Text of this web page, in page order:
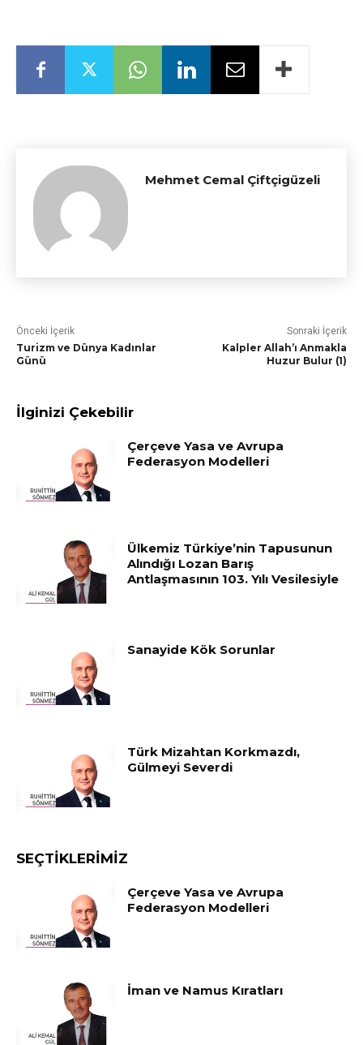
Mehmet Cemal Çiftçigüzeli
Önceki İçerik
Turizm ve Dünya Kadınlar
Günü
Sonraki İçerik
Kalpler Allah’ı Anmakla
Huzur Bulur (1)
İlginizi Çekebilir
Çerçeve Yasa ve Avrupa
Federasyon Modelleri
Ülkemiz Türkiye’nin Tapusunun
Alındığı Lozan Barış
Antlaşmasının 103. Yılı Vesilesiyle
Sanayide Kök Sorunlar
Türk Mizahtan Korkmazdı,
Gülmeyi Severdi
SEÇTIKLERIMIZ
Çerçeve Yasa ve Avrupa
Federasyon Modelleri
İman ve Namus Kıratları